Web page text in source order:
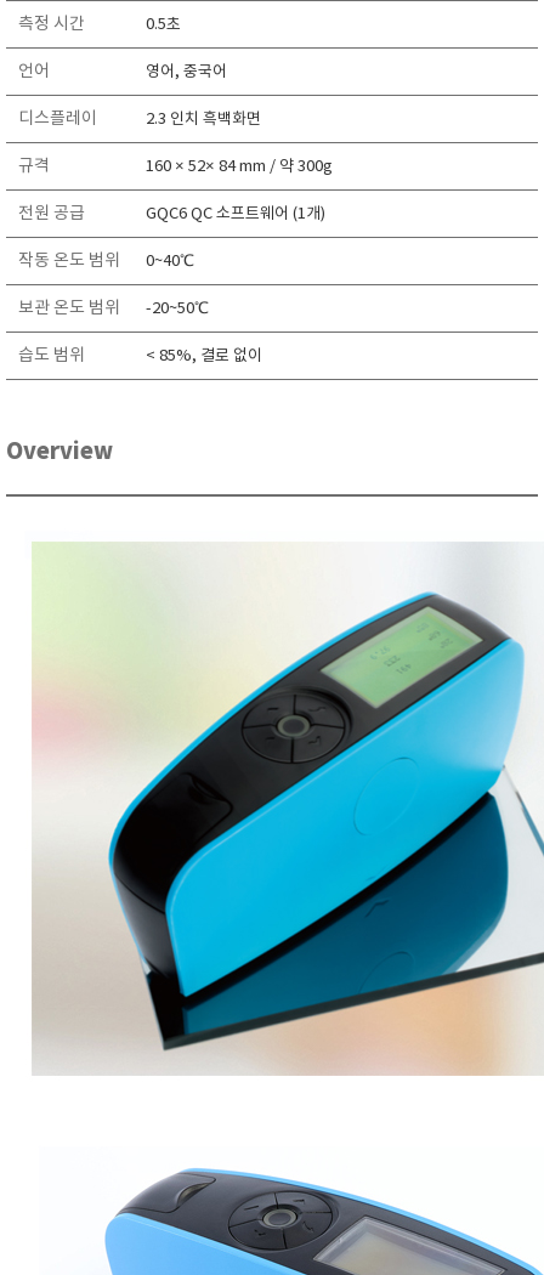
TAKEMURA
Termoprodukt
TFA Dostmann
THERMO LAB
TOA-DKK
TSI
UPRTEK
WATER-I.D
WTW
측정 시간 0.5초
언어 영어, 중국어
디스플레이 2.3 인치 흑백화면
규격 160 × 52× 84 mm / 약 300g
전원 공급 GQC6 QC 소프트웨어 (1개)
작동 온도 범위 0~40℃
보관 온도 범위 -20~50℃
습도 범위 < 85%, 결로 없이
Overview